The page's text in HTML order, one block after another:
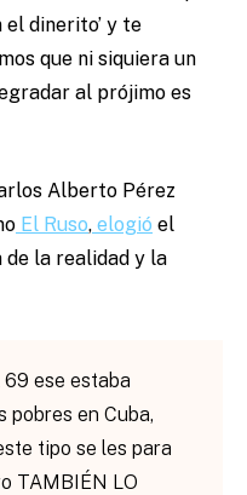
el dinerito’ y te
que ni siquiera un
al prójimo es
Alberto Pérez
El Ruso, elogió el
de la realidad y la
ese estaba
pobres en Cuba,
tipo se les para
TAMBIÉN LO